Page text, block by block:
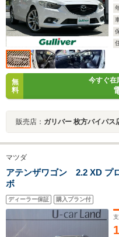
無
料
今すぐ在
販売店： ガリバー 枚方バイパス
マツダ
アテンザワゴン 2.2 XD プ
ボ
ディーラー保証 購入プラン付